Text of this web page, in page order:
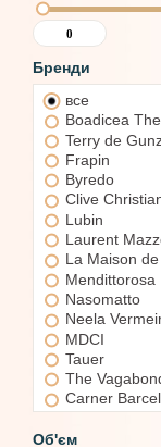
Бренди
все
Boadicea
Terry de
Frapin
Byredo
Clive
Lubin
Laurent
La Maison
Mendittorosa
Nasomatto
Neela
MDCI
Tauer
The
Carner
Bois 1920
Об'єм